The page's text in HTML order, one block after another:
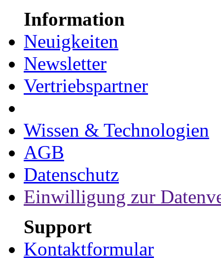
Information
Neuigkeiten
Newsletter
Vertriebspartner
Wissen & Technologien
AGB
Datenschutz
Einwilligung zur
Support
Kontaktformular